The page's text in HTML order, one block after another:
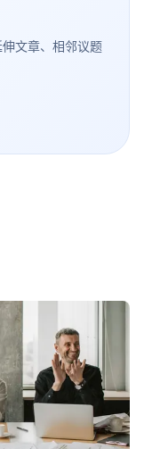
文章、相邻议题